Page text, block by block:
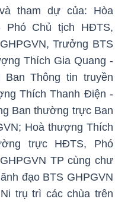
tham dự của: Hòa
Phó Chủ tịch HĐTS,
Trưởng BTS
Thích Gia Quang -
Thông tin truyền
Thích Thanh Điện -
Ban thường trực Ban
Hoà thượng Thích
trực HĐTS, Phó
TP cùng chư
đạo BTS GHPGVN
trụ trì các chùa trên